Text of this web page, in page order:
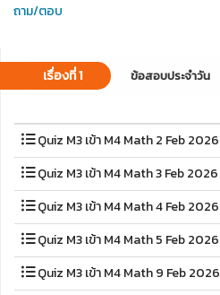
ถาม/ตอบ
เรื่องที่ 1 ข้อสอบประจำวัน
Quiz M3 เข้า M4 Math 2 Feb 2026
Quiz M3 เข้า M4 Math 3 Feb 2026
Quiz M3 เข้า M4 Math 4 Feb 2026
Quiz M3 เข้า M4 Math 5 Feb 2026
Quiz M3 เข้า M4 Math 9 Feb 2026